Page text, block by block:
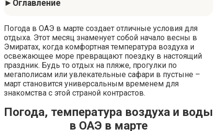
Оглавление
Погода в ОАЭ в марте создает отличные условия для
отдыха. Этот месяц знаменует собой начало весны в
Эмиратах, когда комфортная температура воздуха и
освежающее море превращают поездку в настоящий
праздник. Будь то отдых на пляже, прогулки по
мегаполисам или увлекательные сафари в пустыне –
март становится универсальным временем для
знакомства с этой страной контрастов.
Погода, температура воздуха и воды
в ОАЭ в марте